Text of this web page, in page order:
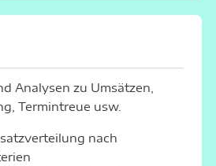
Analysen zu Umsätzen,
Termintreue usw.
nach